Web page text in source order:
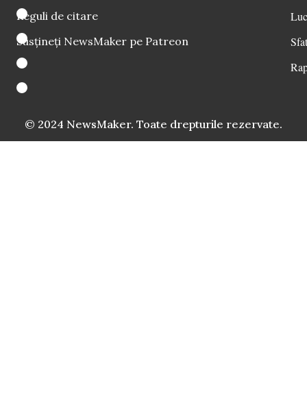
Reguli de citare
Susțineți NewsMaker pe Patreon
© 2024 NewsMaker. Toate drepturile rezervate.